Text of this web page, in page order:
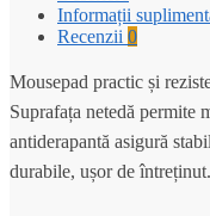
Informații
Recenzii 0
Mousepad practic și
Suprafața netedă permite
antiderapantă asigură
durabile, ușor de